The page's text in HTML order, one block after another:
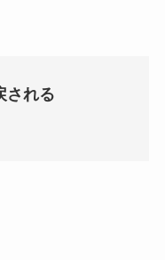
される